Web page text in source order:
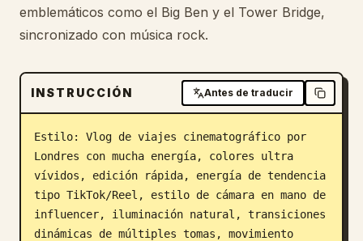
emblemáticos como el Big Ben y el Tower Bridge,
sincronizado con música rock.
INSTRUCCIÓN Antes de traducir
Estilo: Vlog de viajes cinematográfico por
Londres con mucha energía, colores ultra
vívidos, edición rápida, energía de tendencia
tipo TikTok/Reel, estilo de cámara en mano de
influencer, iluminación natural, transiciones
dinámicas de múltiples tomas, movimiento